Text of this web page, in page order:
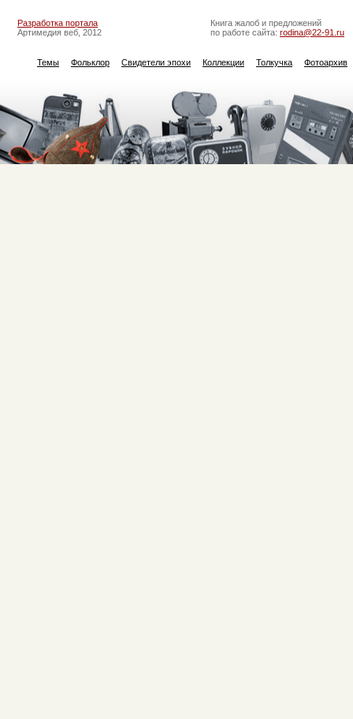
Разработка портала
Артимедия веб, 2012
Книга жалоб и предложений
по работе сайта: rodina@22-91.ru
Темы Фольклор Свидетели эпохи Коллекции Толкучка Фотоархив